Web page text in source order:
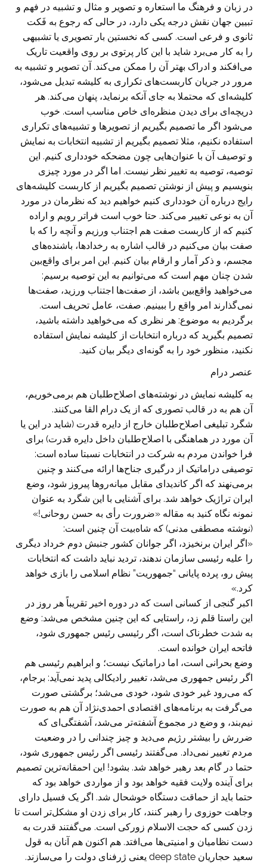
در زبان و فرهنگ ما استعاره و تصویر و مثال و تشبیه در فهم و
تبیین جهان نقش درجه یکی دارد، در حالی که رجوع به فَکت
ثانوی و فرعی است. کسی که نخستین بار تصویری یا تشبیهی
را به کار می‌برد شاید با این کار پرتوی بر روی واقعیت تاریک
می‌افکند و ادراک بهتر آن را ممکن می‌کند. آن تصویر و تشبیه به
مرور در جریان کاربست‌های تکراری به کلیشه تبدیل می‌شود،
کلیشه‌ای که محتملا به جای آنکه برنماید، پنهان می‌کند. هر
دریچه‌ای برای دیدن منظره‌ای خاص مناسب است. خوب
می‌شود اگر ما تصمیم بگیریم از تصویرها و تشبیه‌های تکراری
استفاده نکنیم، مثلا تصمیم بگیریم از تشبیه انتخابات به نمایش
و توصیف آن با عنوان‌هایی چون مضحکه خودداری کنیم. این
توصیه، توصیه به تغییر نظر نیست. اما اگر در مورد چیزی
بنویسیم و پیش از نوشتن تصمیم بگیریم از کاربست کلیشه‌های
رایج درباره آن خودداری کنیم خواهیم دید که نظرمان در مورد
آن به نوعی تغییر می‌کند. حتا خوب است فراتر رویم و اراده
کنیم که از کاربست صفت هم اجتناب‌ ورزیم و آنچه را که با
صفت بیان می‌کنیم در قالب اشاره به رخدادها، باشنده‌های
مجسم، و ذکر آمار و ارقام بیان کنیم. این امر برای واقع‌بین
شدن چنان مهم است که می‌توانیم به این توصیه برسیم:
می‌خواهید واقع‌بین باشد، از صفت‌ها اجتناب ورزید، صفت‌ها
نمی‌گذارند امر واقع را ببینیم. صفت، عامل تحریف است.
برگردیم به موضوع: هر نظری که می‌خواهید داشته باشید،
تصمیم بگیرید که درباره انتخابات از کلیشه نمایش استفاده
نکنید، منظور خود را به گونه‌ای دیگر بیان کنید.
عنصر درام
به کلیشه نمایش در نوشته‌های اصلاح‌طلبان هم برمی‌خوریم،
آن هم به در قالب تصوری که از یک درام القا می‌کنند.
شگرد تبلیغی اصلاح‌طلبان خارج از دایره قدرت (شاید در این یا
آن مورد در هماهنگی با اصلاح‌طلبان داخل دایره قدرت) برای
فرا خواندن مردم به شرکت در انتخابات نسبتا ساده است:
توصیفی دراماتیک از درگیری جناح‌ها ارائه می‌کنند و چنین
برمی‌نهند که اگر کاندیدای مقابل میانه‌روها پیروز شود، وضع
ایران تراژیک خواهد شد. برای آشنایی با این شگرد به عنوان
نمونه نگاه کنید به مقاله «ضرورت رأی به حسن روحانی!»
(نوشته مصطفی مدنی) که شاه‌بیت آن چنین است:
«اگر ایران برنخیزد، اگر جوانان کشور جنبش دوم خرداد دیگری
را علیه رئیسی سازمان ندهند، تردید نباید داشت که انتخابات
پیش رو، پرده پایانی “جمهوریت” نظام اسلامی را بازی خواهد
کرد.»
اکبر گنجی از کسانی است که در دوره اخیر تقریباً هر روز در
این راستا قلم زد، راستایی که این چنین مشخص می‌شد: وضع
به شدت خطرناک است، اگر رئیسی رئیس جمهوری شود،
فاتحه ایران خوانده است.
وضع بحرانی است، اما دراماتیک نیست؛ و ابراهیم رئیسی هم
اگر رئیس جمهوری می‌شد، تغییر رادیکالی پدید نمی‌آید: برجام،
که می‌رود غیر خودی شود، خودی می‌شد؛ برگشتی صورت
می‌گرفت به برنامه‌های اقتصادی احمدی‌نژاد آن هم به صورت
نیم‌بند، و وضع در مجموع آشفته‌تر می‌شد، آشفتگی‌ای که
ضررش را بیشتر رژیم می‌دید و چیز چندانی را در وضعیت
مردم تغییر نمی‌داد. می‌گفتند رئیسی اگر رئیس جمهوری شود،
حتما در گام بعد رهبر خواهد شد. بشود! این احمقانه‌ترین تصمیم
برای آینده ولایت فقیه خواهد بود و از مواردی خواهد بود که
حتما باید از حماقت دستگاه خوشحال شد. اگر یک فسیل دارای
وجاهت حوزوی را رهبر کنند، کار برای زدن او مشکل‌تر است تا
زدن کسی که حجت الاسلام زورکی است. می‌گفتند قدرت به
دست نظامیان و امنیتی‌ها می‌افتد. هم اکنون هم آنان به قول
سعید حجاریان deep state یعنی ژرفنای دولت را می‌سازند.